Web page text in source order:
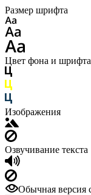
Размер шрифта
Цвет фона и шрифта
Изображения
Озвучивание текста
Обычная версия